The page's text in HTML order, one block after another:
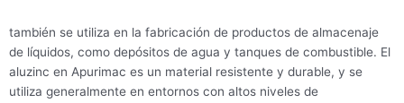
también se utiliza en la fabricación de productos de almacenaje
de líquidos, como depósitos de agua y tanques de combustible. El
aluzinc en Apurimac es un material resistente y durable, y se
utiliza generalmente en entornos con altos niveles de